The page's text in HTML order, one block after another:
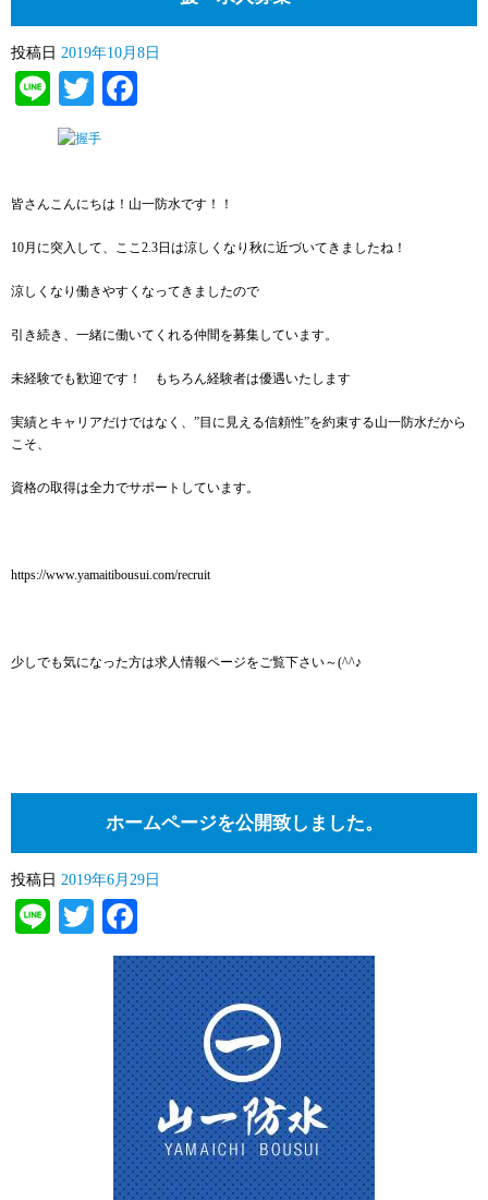
投稿日 2019年10月8日
LineTwitter
皆さんこんにちは！山一防水です！！
10月に突入して、ここ2.3日は涼しくなり秋に近づいてきましたね！
涼しくなり働きやすくなってきましたので
引き続き、一緒に働いてくれる仲間を募集しています。
未経験でも歓迎です！ もちろん経験者は優遇いたします
実績とキャリアだけではなく、”目に見える信頼性”を約束する山一防水だから
こそ、
資格の取得は全力でサポートしています。
https://www.yamaitibousui.com/recruit
少しでも気になった方は求人情報ページをご覧下さい～(^^♪
ホームページを公開致しました。
投稿日 2019年6月29日
LineTwitter